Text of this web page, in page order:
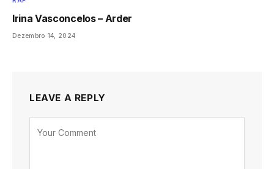
Irina Vasconcelos – Arder
Dezembro 14, 2024
LEAVE A REPLY